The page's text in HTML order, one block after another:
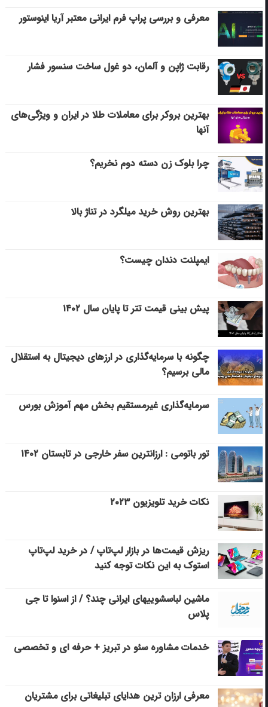
معرفی و بررسی پراپ فرم ایرانی معتبر آریا اینوستور
رقابت ژاپن و آلمان، دو غول ساخت سنسور فشار
بهترین بروکر برای معاملات طلا در ایران و ویژگی‌های
آنها
چرا بلوک زن دسته دوم نخریم؟
بهترین روش خرید میلگرد در تناژ بالا
ایمپلنت دندان چیست؟
پیش بینی قیمت تتر تا پایان سال ۱۴۰۲
چگونه با سرمایه‌گذاری در ارزهای دیجیتال به استقلال
مالی برسیم؟
سرمایه‌گذاری غیرمستقیم بخش مهم آموزش بورس
تور باتومی : ارزانترین سفر خارجی در تابستان ۱۴۰۲
نکات خرید تلویزیون ۲۰۲۳
ریزش قیمت‌ها در بازار لپ‌تاپ / در خرید لپ‌تاپ
استوک به این نکات توجه کنید
ماشین لباسشویی‎های ایرانی چند؟ / از اسنوا تا جی
پلاس
خدمات مشاوره سئو در تبریز + حرفه ای و تخصصی
معرفی ارزان ترین هدایای تبلیغاتی برای مشتریان